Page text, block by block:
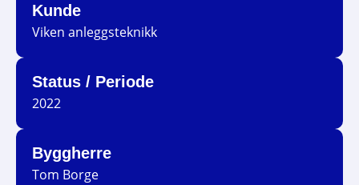
Kunde
Viken anleggsteknikk
Status / Periode
2022
Byggherre
Tom Borge